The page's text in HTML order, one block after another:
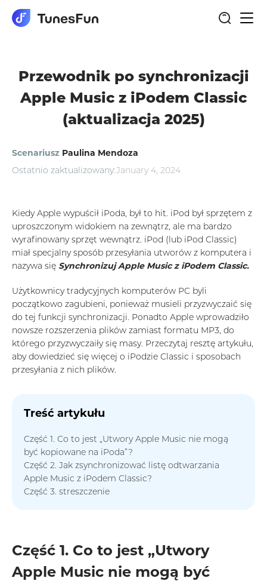
Przewodnik po synchronizacji
Apple Music z iPodem Classic
(aktualizacja 2025)
Scenariusz Paulina Mendoza
Ostatnio zaktualizowany:January 4, 2024
Kiedy Apple wypuścił iPoda, był to hit. iPod był sprzętem z
uproszczonym widokiem na zewnątrz, ale ma bardzo
wyrafinowany sprzęt wewnątrz. iPod (lub iPod Classic)
miał specjalny sposób przesyłania utworów z komputera i
nazywa się Synchronizuj Apple Music z iPodem Classic.
Użytkownicy tradycyjnych komputerów PC byli
początkowo zagubieni, ponieważ musieli przyzwyczaić się
do tej funkcji synchronizacji. Ponadto Apple wprowadziło
nowsze rozszerzenia plików zamiast formatu MP3, do
którego przyzwyczaiły się masy. Przeczytaj resztę artykułu,
aby dowiedzieć się więcej o iPodzie Classic i sposobach
przesyłania z nich plików.
Treść artykułu
Część 1. Co to jest „Utwory Apple Music nie mogą
być kopiowane na iPoda”?
Część 2. Jak zsynchronizować listę odtwarzania
Apple Music z iPodem Classic?
Część 3. streszczenie
Część 1. Co to jest „Utwory
Apple Music nie mogą być